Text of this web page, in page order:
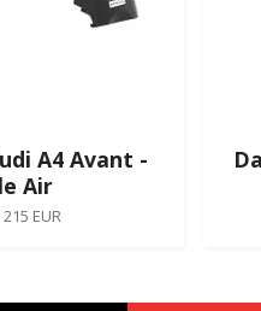
A4 Avant -
Air
215 EUR